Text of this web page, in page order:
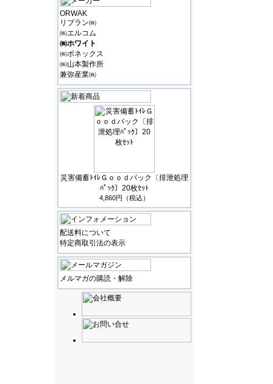
ORWAK
リブラン㈱
㈱エルコム
㈱ホワイト
㈱ボネックス
㈱山本製作所
兼弥産業㈱
災害備蓄ﾄｲﾚＧｏｏｄパック〔排泄処理
ﾊﾟｯｸ〕20枚ｾｯﾄ
4,860円（税込）
配送料について
特定商取引法の表示
メルマガの購読・解除